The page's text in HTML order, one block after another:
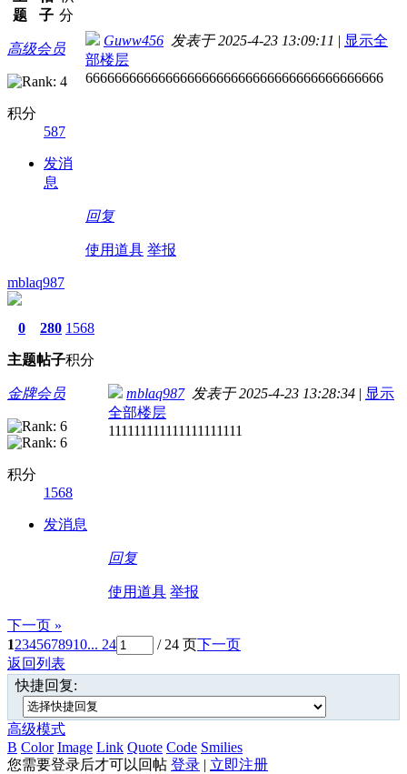
题
子 分
高级会员
积分
587
发消
息
Guww456 发表于 2025-4-23 13:09:11 | 显示全
部楼层
66666666666666666666666666666666666666666
回复
使用道具 举报
mblaq987
0
主题
280
帖子
1568
积分
金牌会员
积分
1568
发消息
mblaq987发表于 2025-4-23 13:28:34 | 显示
全部楼层
111111111111111111111
回复
使用道具 举报
下一页 »
12345678910... 24 / 24 页下一页
返回列表
快捷回复:
高级模式
B Color Image Link Quote Code Smilies
您需要登录后才可以回帖 登录 | 立即注册